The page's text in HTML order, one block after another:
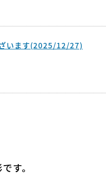
います(2025/12/27)
す。